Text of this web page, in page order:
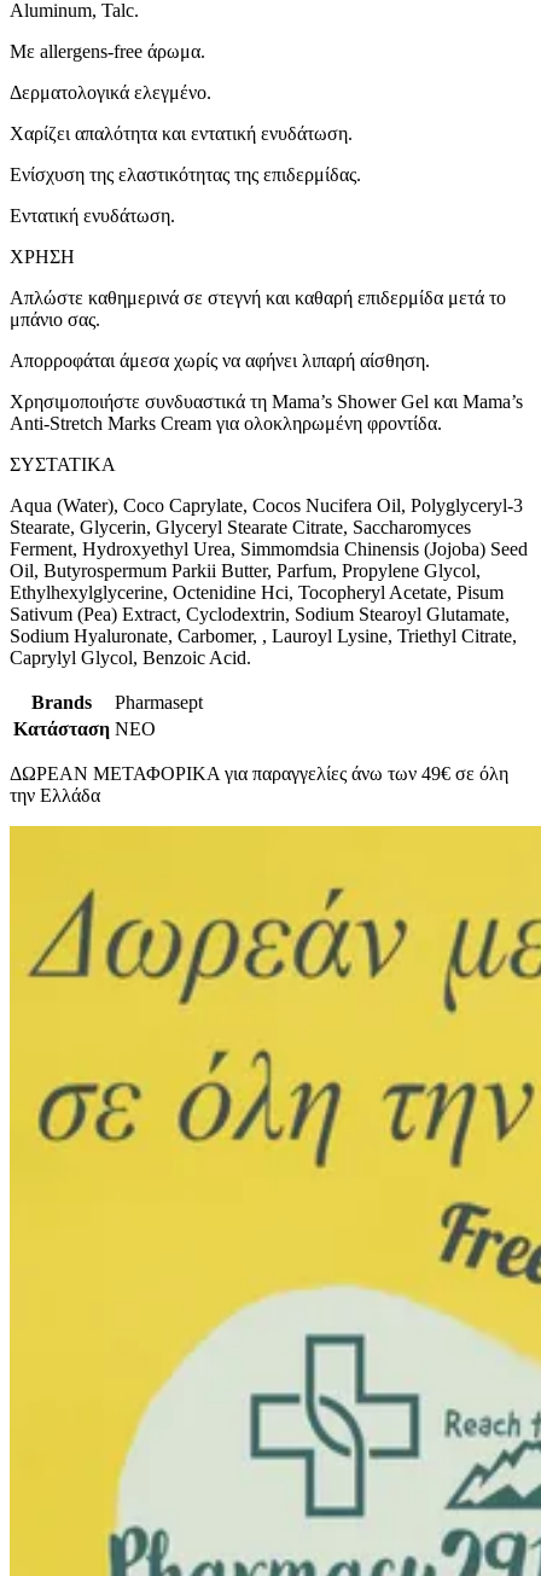
Aluminum, Talc.
Με allergens-free άρωμα.
Δερματολογικά ελεγμένο.
Χαρίζει απαλότητα και εντατική ενυδάτωση.
Ενίσχυση της ελαστικότητας της επιδερμίδας.
Εντατική ενυδάτωση.
XΡΗΣΗ
Απλώστε καθημερινά σε στεγνή και καθαρή επιδερμίδα μετά το
μπάνιο σας.
Απορροφάται άμεσα χωρίς να αφήνει λιπαρή αίσθηση.
Χρησιμοποιήστε συνδυαστικά τη Mama’s Shower Gel και Mama’s
Anti-Stretch Marks Cream για ολοκληρωμένη φροντίδα.
ΣΥΣΤΑΤΙΚΑ
Aqua (Water), Coco Caprylate, Cocos Nucifera Oil, Polyglyceryl-3
Stearate, Glycerin, Glyceryl Stearate Citrate, Saccharomyces
Ferment, Hydroxyethyl Urea, Simmomdsia Chinensis (Jojoba) Seed
Oil, Butyrospermum Parkii Butter, Parfum, Propylene Glycol,
Ethylhexylglycerine, Octenidine Hci, Τοcopheryl Acetate, Pisum
Sativum (Pea) Extract, Cyclodextrin, Sodium Stearoyl Glutamate,
Sodium Hyaluronate, Carbomer, , Lauroyl Lysine, Triethyl Citrate,
Caprylyl Glycol, Benzoic Acid.
Brands
Pharmasept
Κατάσταση ΝΕΟ
ΔΩΡΕΑΝ ΜΕΤΑΦΟΡΙΚΑ για παραγγελίες άνω των 49€ σε όλη
την Ελλάδα